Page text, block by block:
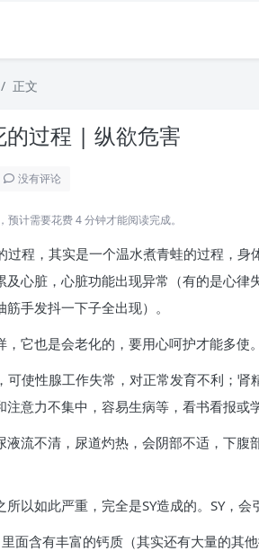
正文
的过程 | 纵欲危害
没有评论
预计需要花费 4 分钟才能阅读完成。
过程，其实是一个温水煮青蛙的过程，
及心脏，心脏功能出现异常（有的是心
手发抖一下子全出现）。
，它也是会老化的，要用心呵护才能多使
可使性腺工作失常，对正常发育不利；
意力不集中，容易生病等，看书看报或
液流不清，尿道灼热，会阴部不适，下
所以如此严重，完全是SY造成的。SY，
面含有丰富的钙质（其实还有大量的其